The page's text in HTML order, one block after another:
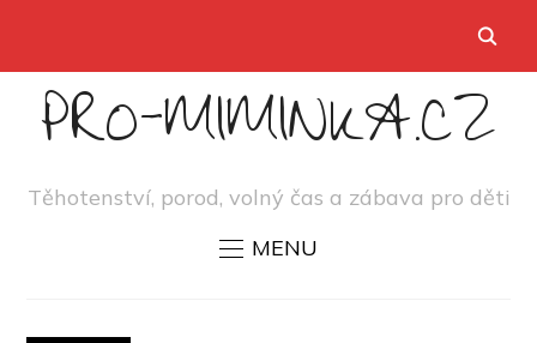
PRO-MIMINKA.CZ
Těhotenství, porod, volný čas a zábava pro děti
MENU